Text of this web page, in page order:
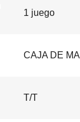
1 juego
CAJA DE
T/T